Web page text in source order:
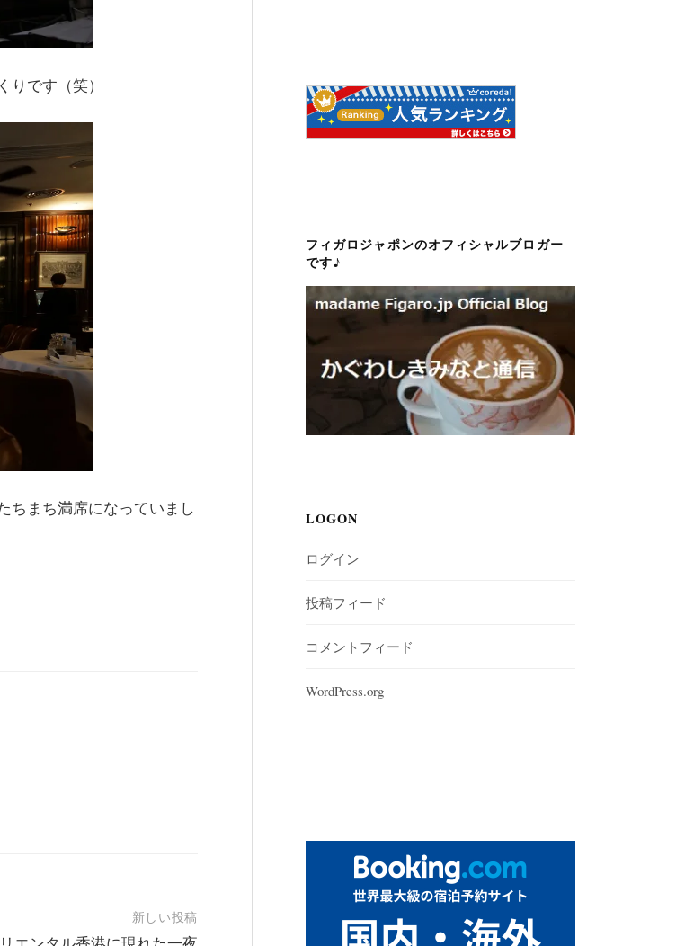
です（笑）
ちまち満席になっていまし
新しい投稿
フィガロジャポンのオフィシャルブロガー
です♪
LOGON
ログイン
投稿フィード
コメントフィード
WordPress.org